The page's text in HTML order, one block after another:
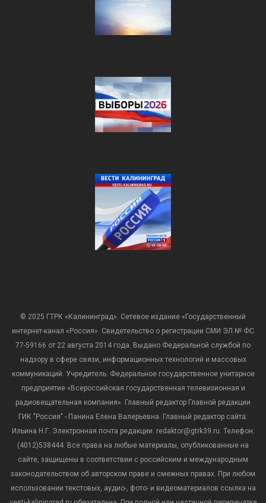
© 2025 ГТРК «Калининград». Сетевое издание «Государственный
интернет-канал «Россия». Свидетельство о регистрации СМИ ЭЛ № ФС
77-59166 от 22 августа 2014 года. Выдано Федеральной службой по
надзору в сфере связи, информационных технологий и массовых
коммуникаций. Учредитель: Федеральное государственное унитарное
предприятие «Всероссийская государственная телевизионная и
радиовещательная компания». Главный редактор Главной редакции
ГИК "Россия" - Панина Елена Валерьевна. Главный редактор сайта:
Ильина Н.Г. Электронная почта редакции: redaktor@gtrk39.ru. Телефон:
(4012)538444. Все права на любые материалы, опубликованные на
сайте, защищены в соответствии с российским и международным
законодательством об авторском праве и смежных правах. При любом
использовании текстовых, аудио-, фото- и видеоматериалов ссылка на